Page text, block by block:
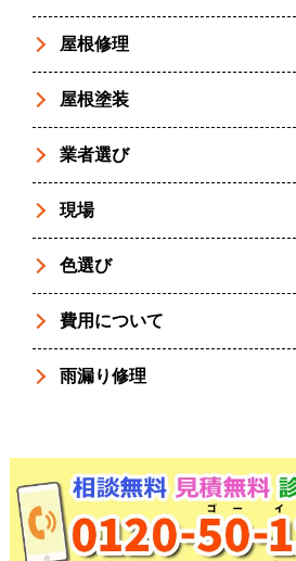
屋根修理
屋根塗装
業者選び
現場
色選び
費用について
雨漏り修理